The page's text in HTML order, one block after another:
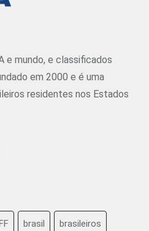
e mundo, e classificados
em 2000 e é uma
residentes nos Estados
brasil brasileiros